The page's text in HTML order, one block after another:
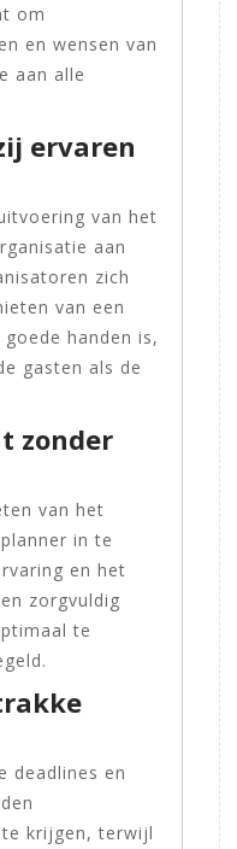
om
en wensen van
aan alle
ervaren
van het
aan
zich
van een
handen is,
gasten als de
zonder
van het
in te
en het
zorgvuldig
te
deadlines en
krijgen, terwijl